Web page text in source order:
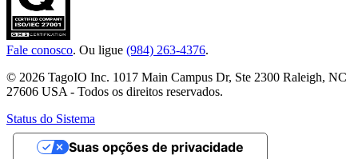
Fale conosco. Ou ligue (984) 263-4376.
© 2026 TagoIO Inc. 1017 Main Campus Dr, Ste 2300 Raleigh, NC
27606 USA - Todos os direitos reservados.
Status do Sistema
Suas opções de privacidade